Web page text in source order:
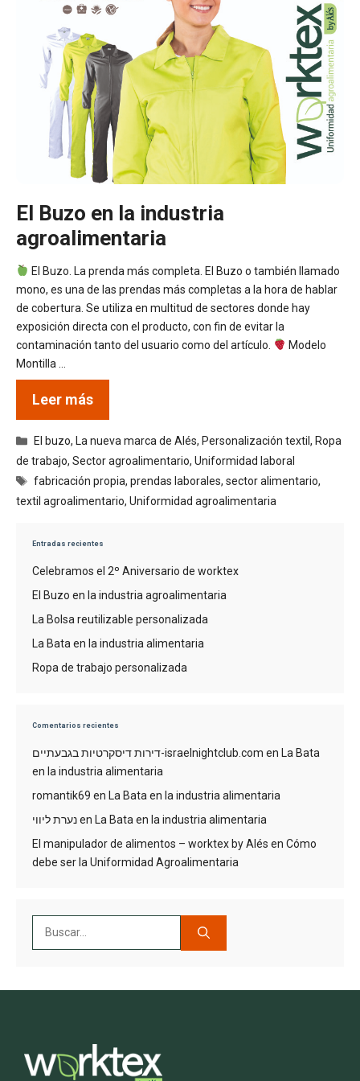
El Buzo en la industria
agroalimentaria
El Buzo. La prenda más completa. El Buzo o también llamado
mono, es una de las prendas más completas a la hora de hablar
de cobertura. Se utiliza en multitud de sectores donde hay
exposición directa con el producto, con fin de evitar la
contaminación tanto del usuario como del artículo.
Modelo
Montilla …
Leer más
Categorías
El buzo, La nueva marca de Alés, Personalización textil, Ropa
de trabajo, Sector agroalimentario, Uniformidad laboral
Etiquetas
fabricación propia,prendas laborales,sector alimentario,
textil agroalimentario, Uniformidad agroalimentaria
Entradas recientes
Celebramos el 2º Aniversario de worktex
El Buzo en la industria agroalimentaria
La Bolsa reutilizable personalizada
La Bata en la industria alimentaria
Ropa de trabajo personalizada
Comentarios recientes
דירות דיסקרטיות בגבעתיים-israelnightclub.com en La Bata
en la industria alimentaria
romantik69 en La Bata en la industria alimentaria
נערת ליוויen La Bata en la industria alimentaria
El manipulador de alimentos – worktex by Alés en Cómo
debe ser la Uniformidad Agroalimentaria